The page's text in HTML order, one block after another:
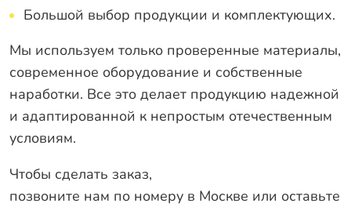
Большой выбор продукции и комплектующих.
Мы используем только проверенные материалы,
современное оборудование и собственные
наработки. Все это делает продукцию надежной
и адаптированной к непростым отечественным
условиям.
Чтобы сделать заказ,
позвоните нам по номеру в Москве или оставьте